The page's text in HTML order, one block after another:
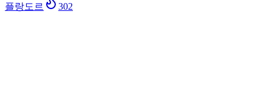
플랑도르 302